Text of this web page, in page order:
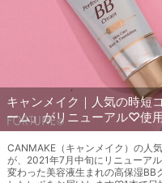
キャンメイク｜人気の時短
ーム』がリニューアル♡使
CANMAKE（キャンメイク）の人
が、2021年7月中旬にリニューア
変わった美容液生まれの高保湿BB